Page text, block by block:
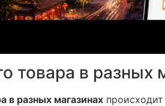
товара в разных
в разных магазинах